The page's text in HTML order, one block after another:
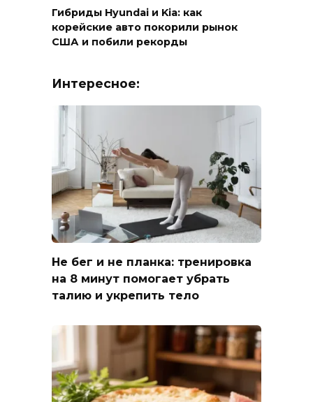
Гибриды Hyundai и Kia: как
корейские авто покорили рынок
США и побили рекорды
Интересное:
Не бег и не планка: тренировка
на 8 минут помогает убрать
талию и укрепить тело